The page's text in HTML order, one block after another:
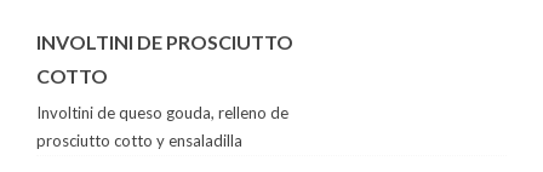
INVOLTINI DE PROSCIUTTO
COTTO
Involtini de queso gouda, relleno de
prosciutto cotto y ensaladilla